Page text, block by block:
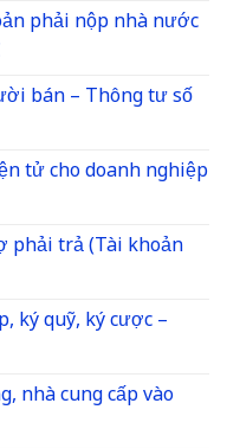
phải nộp nhà nước
bán – Thông tư số
tử cho doanh nghiệp
phải trả (Tài khoản
ký quỹ, ký cược –
nhà cung cấp vào